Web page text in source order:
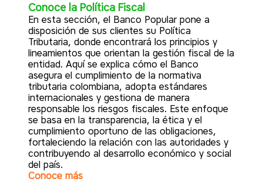
Conoce la Política Fiscal
En esta sección, el Banco Popular pone a
disposición de sus clientes su Política
Tributaria, donde encontrará los principios y
lineamientos que orientan la gestión fiscal de la
entidad. Aquí se explica cómo el Banco
asegura el cumplimiento de la normativa
tributaria colombiana, adopta estándares
internacionales y gestiona de manera
responsable los riesgos fiscales. Este enfoque
se basa en la transparencia, la ética y el
cumplimiento oportuno de las obligaciones,
fortaleciendo la relación con las autoridades y
contribuyendo al desarrollo económico y social
del país.
Conoce más